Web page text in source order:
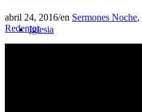
Iglesia
abril 24, 2016/en Sermones Noche,
Redentor